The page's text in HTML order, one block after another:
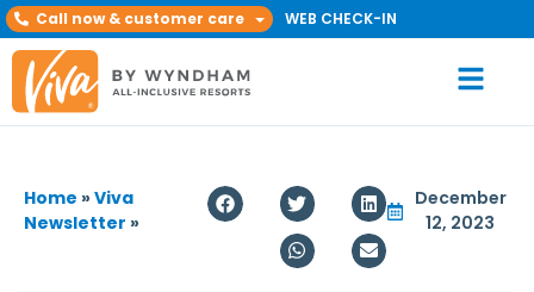
Call now & customer care WEB CHECK-IN
Home »Viva
Newsletter »
December
12, 2023